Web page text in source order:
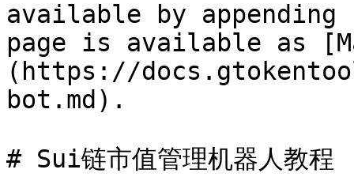
available by
page is available as
(https://
bot.md).
# Sui链市值管理机器人教程